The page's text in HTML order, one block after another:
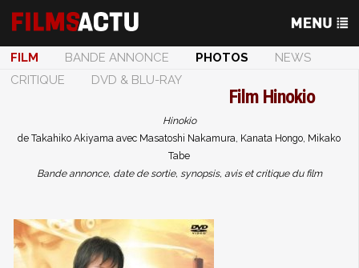
FILM BANDE ANNONCE PHOTOS
NEWS
CRITIQUE
DVD & BLU-RAY
Film Hinokio
Hinokio
de Takahiko Akiyama avec Masatoshi Nakamura, Kanata Hongo, Mikako
Tabe
Bande annonce, date de sortie, synopsis, avis et critique du film